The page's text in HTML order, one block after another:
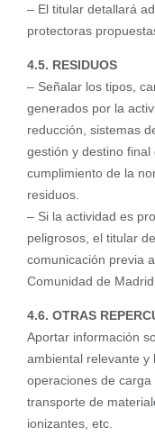
– El titular detallará
protectoras
4.5. RESIDUOS
– Señalar los tipos,
generados por la
reducción, sistemas
gestión y destino
cumplimiento de la
residuos.
– Si la actividad es
peligrosos, el titular
comunicación previa
Comunidad de
4.6. OTRAS
Aportar información
ambiental relevante y
operaciones de
transporte de
ionizantes, etc.